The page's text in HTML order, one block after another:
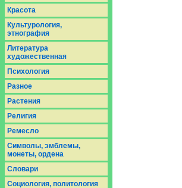
Красота
Культурология,
этнография
Литература
художественная
Психология
Разное
Растения
Религия
Ремесло
Символы, эмблемы,
монеты, ордена
Словари
Социология, политология